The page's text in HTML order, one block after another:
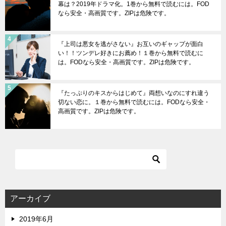
幕は？2019年ドラマ化。1巻から無料で読むには。FOD
なら安全・高画質です。ZIPは危険です。
『上司は悪女を逃がさない』お互いのギャップが面白
い！！ツンデレ好きにお薦め！１巻から無料で読むに
は。FODなら安全・高画質です。ZIPは危険です。
『たっぷりのキスからはじめて』両想いなのにすれ違う
切ない恋に。１巻から無料で読むには。FODなら安全・
高画質です。ZIPは危険です。
アーカイブ
2019年6月